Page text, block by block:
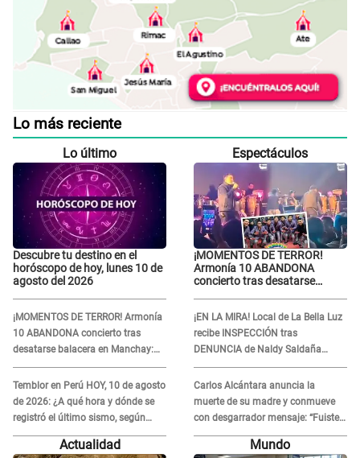
Lo más reciente
Lo último
Descubre tu destino en el
horóscopo de hoy, lunes 10 de
agosto del 2026
¡MOMENTOS DE TERROR! Armonía
10 ABANDONA concierto tras
desatarse balacera en Manchay:
Exponen impactantes imágenes
Temblor en Perú HOY, 10 de agosto
de 2026: ¿A qué hora y dónde se
registró el último sismo, según
IGP?
Espectáculos
¡MOMENTOS DE TERROR!
Armonía 10 ABANDONA
concierto tras desatarse
imágenes
¡EN LA MIRA! Local de La Bella Luz
recibe INSPECCIÓN tras
DENUNCIA de Naldy Saldaña
contra el exdirector César Sánchez
Carlos Alcántara anuncia la
muerte de su madre y conmueve
con desgarrador mensaje: “Fuiste
una gran mujer”
Actualidad Mundo